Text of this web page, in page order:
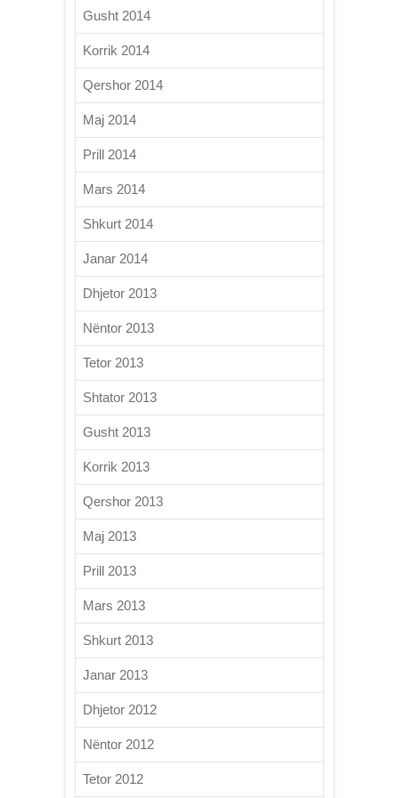
Gusht 2014
Korrik 2014
Qershor 2014
Maj 2014
Prill 2014
Mars 2014
Shkurt 2014
Janar 2014
Dhjetor 2013
Nëntor 2013
Tetor 2013
Shtator 2013
Gusht 2013
Korrik 2013
Qershor 2013
Maj 2013
Prill 2013
Mars 2013
Shkurt 2013
Janar 2013
Dhjetor 2012
Nëntor 2012
Tetor 2012